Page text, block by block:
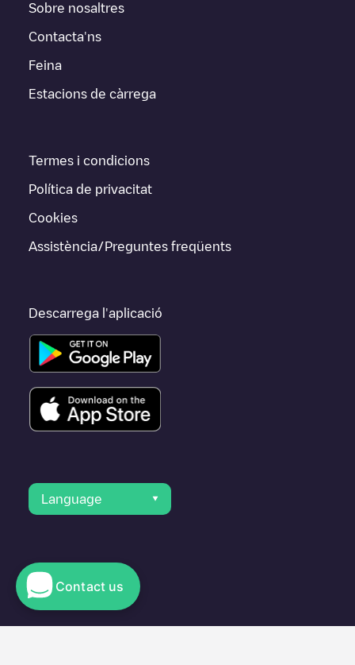
Sobre nosaltres
Contacta'ns
Feina
Estacions de càrrega
Termes i condicions
Política de privacitat
Cookies
Assistència/Preguntes freqüents
Descarrega l'aplicació
Language
© 2023 Electromaps
Contact us